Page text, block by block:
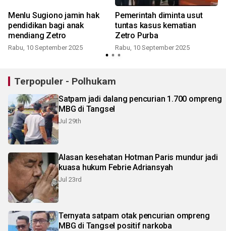
Menlu Sugiono jamin hak
pendidikan bagi anak
mendiang Zetro
Rabu, 10 September 2025
Pemerintah diminta usut
tuntas kasus kematian
Zetro Purba
Rabu, 10 September 2025
Terpopuler - Polhukam
Satpam jadi dalang pencurian 1.700 ompreng
MBG di Tangsel
Jul 29th
Alasan kesehatan Hotman Paris mundur jadi
kuasa hukum Febrie Adriansyah
Jul 23rd
Ternyata satpam otak pencurian ompreng
MBG di Tangsel positif narkoba